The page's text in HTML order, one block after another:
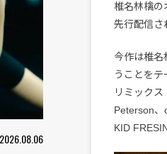
2026.08.06
椎名林檎の
先行配信さ
今作は椎名
うことを
リミック
Peterson、
KID